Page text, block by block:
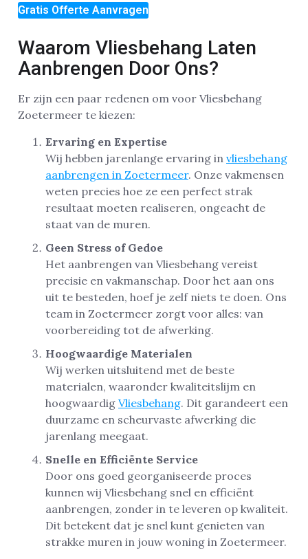
Gratis Offerte Aanvragen
Waarom Vliesbehang Laten
Aanbrengen Door Ons?
Er zijn een paar redenen om voor Vliesbehang
Zoetermeer te kiezen:
Ervaring en Expertise
Wij hebben jarenlange ervaring in vliesbehang
aanbrengen in Zoetermeer. Onze vakmensen
weten precies hoe ze een perfect strak
resultaat moeten realiseren, ongeacht de
staat van de muren.
Geen Stress of Gedoe
Het aanbrengen van Vliesbehang vereist
precisie en vakmanschap. Door het aan ons
uit te besteden, hoef je zelf niets te doen. Ons
team in Zoetermeer zorgt voor alles: van
voorbereiding tot de afwerking.
Hoogwaardige Materialen
Wij werken uitsluitend met de beste
materialen, waaronder kwaliteitslijm en
hoogwaardig Vliesbehang. Dit garandeert een
duurzame en scheurvaste afwerking die
jarenlang meegaat.
Snelle en Efficiënte Service
Door ons goed georganiseerde proces
kunnen wij Vliesbehang snel en efficiënt
aanbrengen, zonder in te leveren op kwaliteit.
Dit betekent dat je snel kunt genieten van
strakke muren in jouw woning in Zoetermeer.